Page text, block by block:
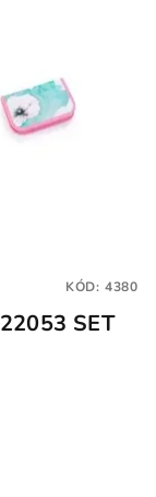
SET
KÓD: 4380